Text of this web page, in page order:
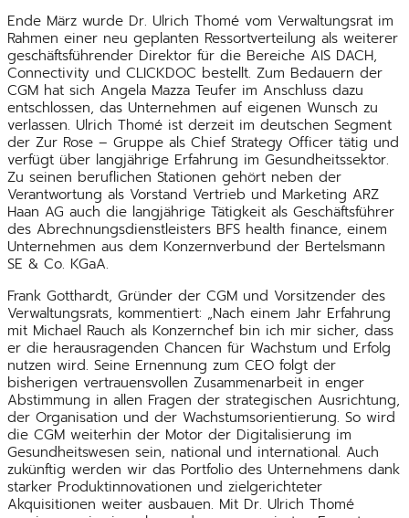
Ende März wurde Dr. Ulrich Thomé vom Verwaltungsrat im
Rahmen einer neu geplanten Ressortverteilung als weiterer
geschäftsführender Direktor für die Bereiche AIS DACH,
Connectivity und CLICKDOC bestellt. Zum Bedauern der
CGM hat sich Angela Mazza Teufer im Anschluss dazu
entschlossen, das Unternehmen auf eigenen Wunsch zu
verlassen. Ulrich Thomé ist derzeit im deutschen Segment
der Zur Rose – Gruppe als Chief Strategy Officer tätig und
verfügt über langjährige Erfahrung im Gesundheitssektor.
Zu seinen beruflichen Stationen gehört neben der
Verantwortung als Vorstand Vertrieb und Marketing ARZ
Haan AG auch die langjährige Tätigkeit als Geschäftsführer
des Abrechnungsdienstleisters BFS health finance, einem
Unternehmen aus dem Konzernverbund der Bertelsmann
SE & Co. KGaA.
Frank Gotthardt, Gründer der CGM und Vorsitzender des
Verwaltungsrats, kommentiert: „Nach einem Jahr Erfahrung
mit Michael Rauch als Konzernchef bin ich mir sicher, dass
er die herausragenden Chancen für Wachstum und Erfolg
nutzen wird. Seine Ernennung zum CEO folgt der
bisherigen vertrauensvollen Zusammenarbeit in enger
Abstimmung in allen Fragen der strategischen Ausrichtung,
der Organisation und der Wachstumsorientierung. So wird
die CGM weiterhin der Motor der Digitalisierung im
Gesundheitswesen sein, national und international. Auch
zukünftig werden wir das Portfolio des Unternehmens dank
starker Produktinnovationen und zielgerichteter
Akquisitionen weiter ausbauen. Mit Dr. Ulrich Thomé